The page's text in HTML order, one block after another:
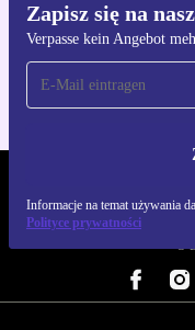
Zapisz się na
Verpasse kein Angebot
Informacje na temat używania
Polityce prywatności